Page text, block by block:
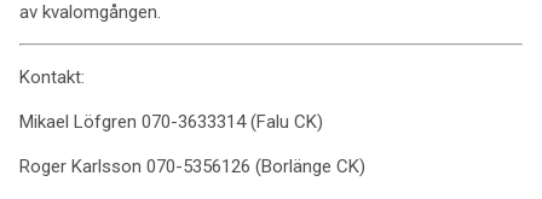
av kvalomgången.
Kontakt:
Mikael Löfgren 070-3633314 (Falu CK)
Roger Karlsson 070-5356126 (Borlänge CK)